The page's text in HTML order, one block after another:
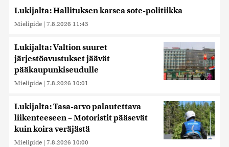
Lukijalta: Hallituksen karsea sote-politiikka
Mielipide | 7.8.2026 11:43
Lukijalta: Valtion suuret
järjestöavustukset jäävät
pääkaupunkiseudulle
Mielipide | 7.8.2026 10:01
Lukijalta: Tasa-arvo palautettava
liikenteeseen – Motoristit pääsevät
kuin koira veräjästä
Mielipide | 7.8.2026 10:00